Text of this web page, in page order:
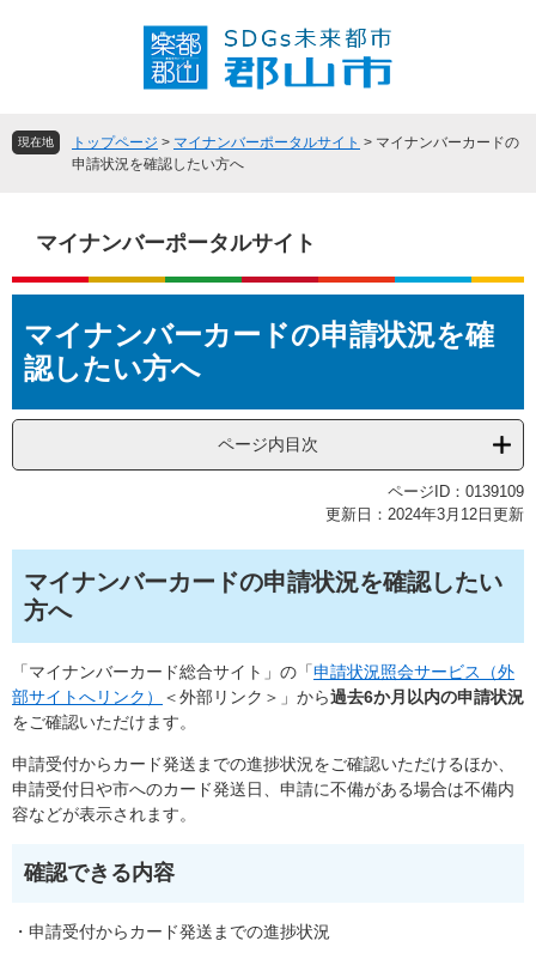
頭
飛
へ
現在地 トップページ > マイナンバーポータルサイト > マイナンバーカードの
申請状況を確認したい方へ
マイナンバーポータルサイト
文マイナンバーカードの申請状況を確
認したい方へ
ページ内目次
ページID：0139109
更新日：2024年3月12日更新
マイナンバーカードの申請状況を確認したい
方へ
「マイナンバーカード総合サイト」の「申請状況照会サービス（外
部サイトへリンク）
＜外部リンク＞ 」から過去6か月以内の申請状況
をご確認いただけます。
申請受付からカード発送までの進捗状況をご確認いただけるほか、
申請受付日や市へのカード発送日、申請に不備がある場合は不備内
容などが表示されます。
確認できる内容
・申請受付からカード発送までの進捗状況